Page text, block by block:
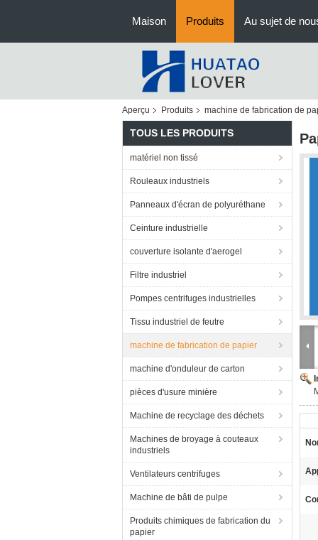
Maison Produits Au sujet de
Aperçu Produits machine de fabrication de
TOUS LES PRODUITS
matériel non tissé
Rouleaux industriels
Panneaux d'écran de polyuréthane
Ceinture industrielle
couverture isolante d'aerogel
Filtre industriel
Pompes centrifuges industrielles
Tissu industriel de feutre
machine de fabrication de papier
machine d'onduleur de carton
pièces d'usure minière
Machine de recyclage des déchets
Machines de broyage à couteaux
industriels
Ventilateurs centrifuges
Machine de bâti de pulpe
Produits chimiques de fabrication du
papier